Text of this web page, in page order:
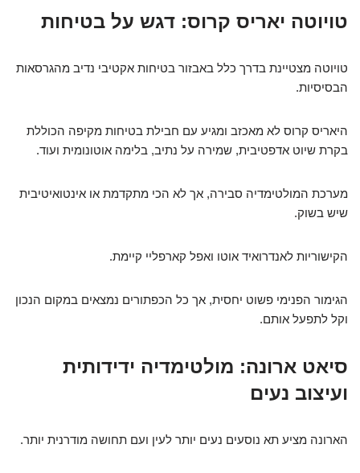
טויוטה יאריס קרוס: דגש על בטיחות
טויוטה מצטיינת בדרך כלל באבזור בטיחות אקטיבי נדיב מהגרסאות
הבסיסיות.
היאריס קרוס לא מאכזב ומגיע עם חבילת בטיחות מקיפה הכוללת
בקרת שיוט אדפטיבית, שמירה על נתיב, בלימה אוטונומית ועוד.
מערכת המולטימדיה סבירה, אך לא הכי מתקדמת או אינטואיטיבית
שיש בשוק.
הקישוריות לאנדרואיד אוטו ואפל קארפליי קיימת.
הגימור הפנימי פשוט יחסית, אך כל הכפתורים נמצאים במקום הנכון
וקל לתפעל אותם.
סיאט ארונה: מולטימדיה ידידותית
ועיצוב נעים
הארונה מציע תא נוסעים נעים יותר לעין ועם תחושה מודרנית יותר.